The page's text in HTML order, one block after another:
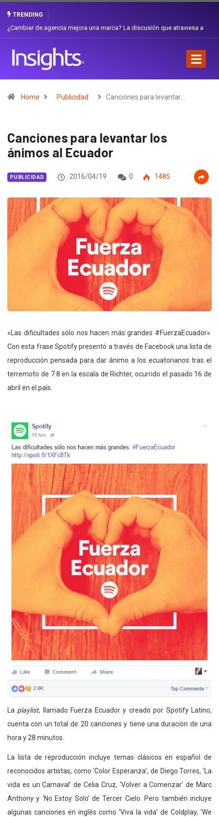
TRENDING
Gabriela Herrera y el arte de cambiarse el sombrero en Corporación
Home Publicidad Canciones para levantar…
Canciones para levantar los
ánimos al Ecuador
PUBLICIDAD 2016/04/19 0 1485
«Las dificultades sólo nos hacen más grandes #FuerzaEcuador».
Con esta frase Spotify presentó a través de Facebook una lista de
reproducción pensada para dar ánimo a los ecuatorianos tras el
terremoto de 7.8 en la escala de Richter, ocurrido el pasado 16 de
abril en el país.
La playlist, llamado Fuerza Ecuador y creado por Spotify Latino,
cuenta con un total de 20 canciones y tiene una duración de una
hora y 28 minutos.
La lista de reproducción incluye temas clásicos en español de
reconocidos artistas, como ‘Color Esperanza’, de Diego Torres, ‘La
vida es un Carnaval’ de Celia Cruz, ‘Volver a Comenzar’ de Marc
Anthony y ‘No Estoy Solo’ de Tercer Cielo. Pero también incluye
algunas canciones en inglés como ‘Viva la vida’ de Coldplay, ‘We